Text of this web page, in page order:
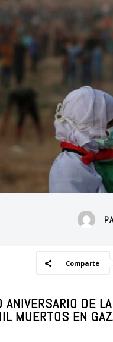
Comparte
ANIVERSARIO DE
MUERTOS EN